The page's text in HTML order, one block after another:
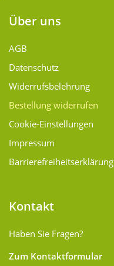
Über uns
AGB
Datenschutz
Widerrufsbelehrung
Bestellung widerrufen
Cookie-Einstellungen
Impressum
Barrierefreiheitserklärung
Kontakt
Haben Sie Fragen?
Zum Kontaktformular